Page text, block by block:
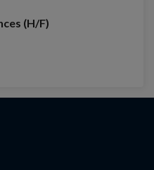
(H/F)